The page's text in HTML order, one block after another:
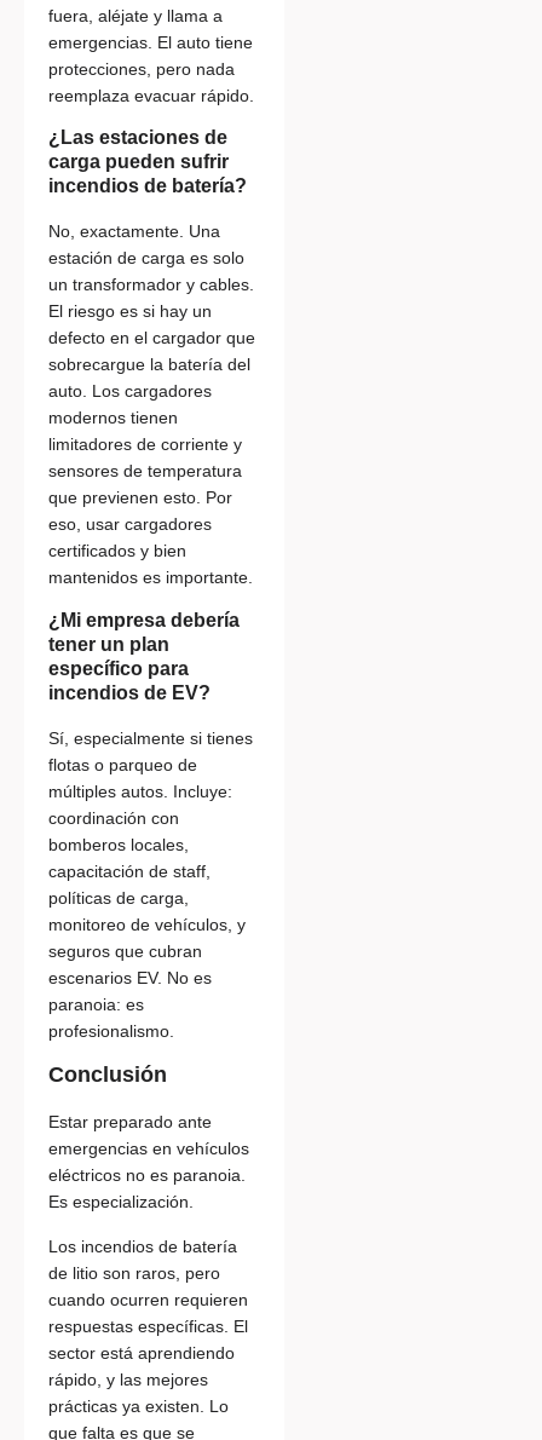
fuera, aléjate y llama a
emergencias. El auto tiene
protecciones, pero nada
reemplaza evacuar rápido.
¿Las estaciones de
carga pueden sufrir
incendios de batería?
No, exactamente. Una
estación de carga es solo
un transformador y cables.
El riesgo es si hay un
defecto en el cargador que
sobrecargue la batería del
auto. Los cargadores
modernos tienen
limitadores de corriente y
sensores de temperatura
que previenen esto. Por
eso, usar cargadores
certificados y bien
mantenidos es importante.
¿Mi empresa debería
tener un plan
específico para
incendios de EV?
Sí, especialmente si tienes
flotas o parqueo de
múltiples autos. Incluye:
coordinación con
bomberos locales,
capacitación de staff,
políticas de carga,
monitoreo de vehículos, y
seguros que cubran
escenarios EV. No es
paranoia: es
profesionalismo.
Conclusión
Estar preparado ante
emergencias en vehículos
eléctricos no es paranoia.
Es especialización.
Los incendios de batería
de litio son raros, pero
cuando ocurren requieren
respuestas específicas. El
sector está aprendiendo
rápido, y las mejores
prácticas ya existen. Lo
que falta es que se